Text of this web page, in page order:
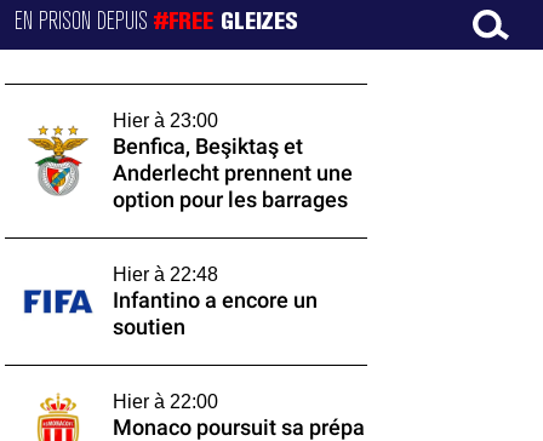
EN PRISON DEPUIS#FREE GLEIZES
Hier à 23:00
Benfica, Beşiktaş et
Anderlecht prennent une
option pour les barrages
Hier à 22:48
Infantino a encore un
soutien
Hier à 22:00
Monaco poursuit sa prépa